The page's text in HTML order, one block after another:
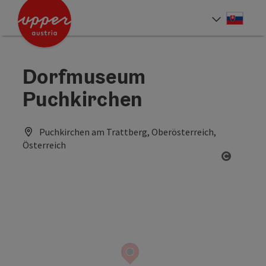
Accesskey
Accesskey
Dorfmuseum
Puchkirchen
Puchkirchen am Trattberg, Oberösterreich,
Österreich